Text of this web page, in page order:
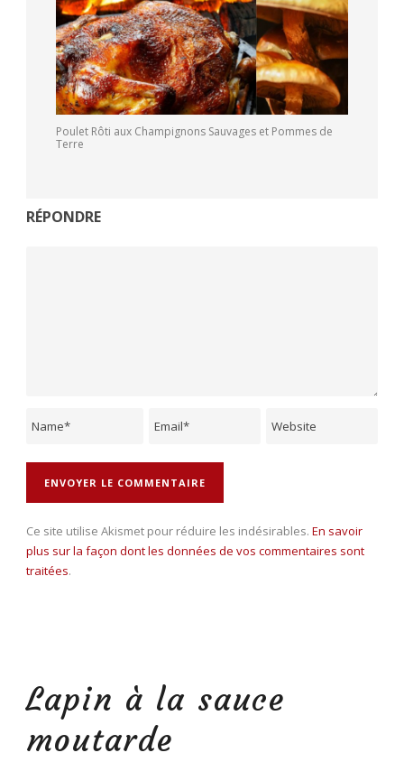
Poulet Rôti aux Champignons Sauvages et Pommes de
Terre
RÉPONDRE
Ce site utilise Akismet pour réduire les indésirables. En savoir
plus sur la façon dont les données de vos commentaires sont
traitées.
Lapin à la sauce
moutarde